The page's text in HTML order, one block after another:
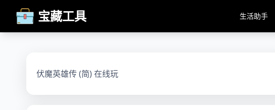
宝藏工具 生活助手
伏魔英雄传 (简) 在线玩